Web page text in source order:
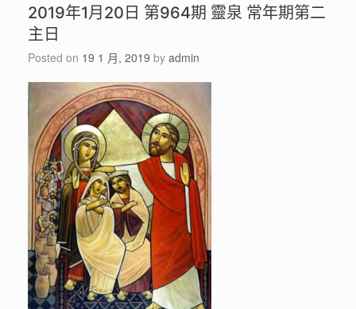
2019年1月20日 第964期 靈泉 常年期第二
主日
Posted on 19 1 月, 2019 by admin